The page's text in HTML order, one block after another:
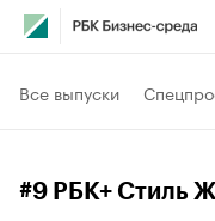
Все выпуски
#9 РБК+ Стиль